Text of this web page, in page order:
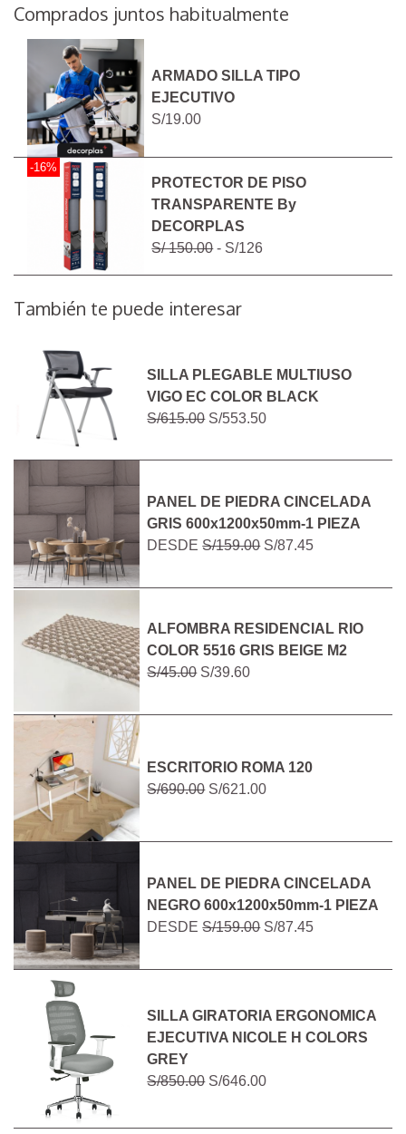
Comprados juntos habitualmente
ARMADO SILLA TIPO
EJECUTIVO
S/19.00
-16%
PROTECTOR DE PISO
TRANSPARENTE By
DECORPLAS
S/ 150.00- S/126
También te puede interesar
SILLA PLEGABLE MULTIUSO
VIGO EC COLOR BLACK
S/615.00S/553.50
PANEL DE PIEDRA CINCELADA
GRIS 600x1200x50mm-1 PIEZA
DESDES/159.00S/87.45
ALFOMBRA RESIDENCIAL RIO
COLOR 5516 GRIS BEIGE M2
S/45.00S/39.60
ESCRITORIO ROMA 120
S/690.00S/621.00
PANEL DE PIEDRA CINCELADA
NEGRO 600x1200x50mm-1 PIEZA
DESDES/159.00S/87.45
SILLA GIRATORIA ERGONOMICA
EJECUTIVA NICOLE H COLORS
GREY
S/850.00S/646.00